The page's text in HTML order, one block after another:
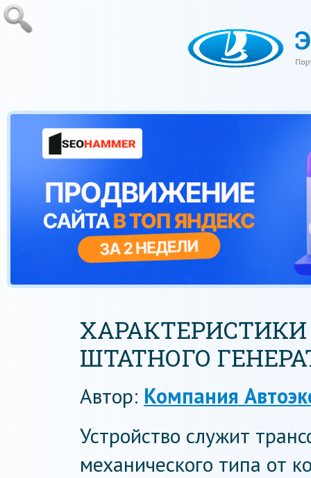
ШТАТНОГО
Автор: Компания
Устройство служит
механического типа от